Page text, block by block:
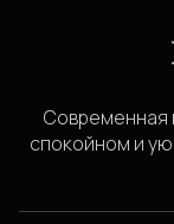
Современная
спокойном и